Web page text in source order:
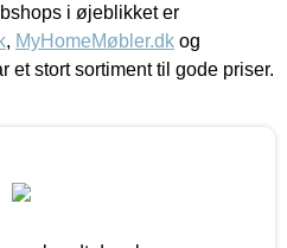
i øjeblikket er
, MyHomeMøbler.dk og
et stort sortiment til gode priser.